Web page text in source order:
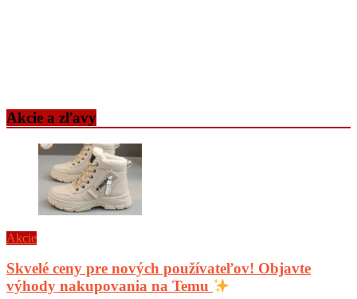
Akcie a zľavy
Akcie
Skvelé ceny pre nových používateľov! Objavte
výhody nakupovania na Temu